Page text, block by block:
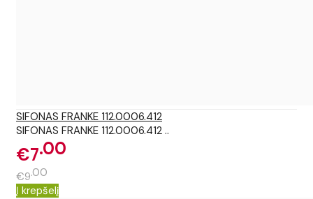
SIFONAS FRANKE 112.0006.412
SIFONAS FRANKE 112.0006.412 ..
€7 00
€9 00
Į krepšelį